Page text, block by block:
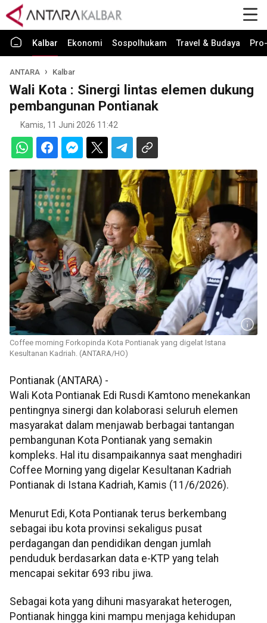
Kalbar Ekonomi Sospolhukam Travel & Budaya
ANTARA Kalbar
Wali Kota : Sinergi lintas elemen dukung
pembangunan Pontianak
Kamis, 11 Juni 2026 11:42
Coffee morning Forkopinda Kota Pontianak yang digelat Istana
Kesultanan Kadriah. (ANTARA/HO)
Pontianak (ANTARA) -
Wali Kota Pontianak Edi Rusdi Kamtono menekankan
pentingnya sinergi dan kolaborasi seluruh elemen
masyarakat dalam menjawab berbagai tantangan
pembangunan Kota Pontianak yang semakin
kompleks. Hal itu disampaikannya saat menghadiri
Coffee Morning yang digelar Kesultanan Kadriah
Pontianak di Istana Kadriah, Kamis (11/6/2026).
Menurut Edi, Kota Pontianak terus berkembang
sebagai ibu kota provinsi sekaligus pusat
perdagangan dan pendidikan dengan jumlah
penduduk berdasarkan data e-KTP yang telah
mencapai sekitar 693 ribu jiwa.
Sebagai kota yang dihuni masyarakat heterogen,
Pontianak hingga kini mampu menjaga kehidupan